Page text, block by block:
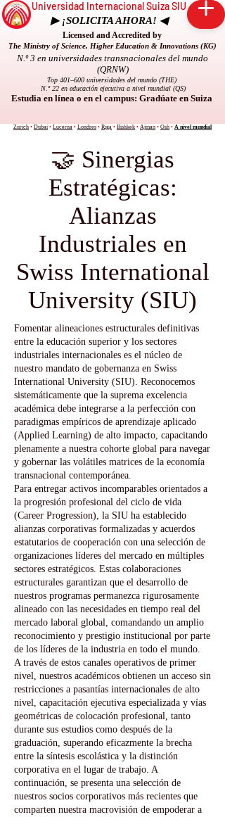
Universidad Internacional Suiza SIU
▶ ¡SOLICITA AHORA! ◀
Licensed and Accredited by
The Ministry of Science, Higher Education & Innovations (KG)
N.º 3 en universidades transnacionales del mundo
(QRNW)
Top 401–600 universidades del mundo (THE)
N.º 22 en educación ejecutiva a nivel mundial (QS)
Estudia en línea o en el campus: Gradúate en Suiza
Zurich • Dubai • Lucerna • Londres • Riga • Bishkek • Ajman • Osh • A nivel mundial
🤝 Sinergias
Estratégicas:
Alianzas
Industriales en
Swiss International
University (SIU)
Fomentar alineaciones estructurales definitivas
entre la educación superior y los sectores
industriales internacionales es el núcleo de
nuestro mandato de gobernanza en Swiss
International University (SIU). Reconocemos
sistemáticamente que la suprema excelencia
académica debe integrarse a la perfección con
paradigmas empíricos de aprendizaje aplicado
(Applied Learning) de alto impacto, capacitando
plenamente a nuestra cohorte global para navegar
y gobernar las volátiles matrices de la economía
transnacional contemporánea.
Para entregar activos incomparables orientados a
la progresión profesional del ciclo de vida
(Career Progression), la SIU ha establecido
alianzas corporativas formalizadas y acuerdos
estatutarios de cooperación con una selección de
organizaciones líderes del mercado en múltiples
sectores estratégicos. Estas colaboraciones
estructurales garantizan que el desarrollo de
nuestros programas permanezca rigurosamente
alineado con las necesidades en tiempo real del
mercado laboral global, comandando un amplio
reconocimiento y prestigio institucional por parte
de los líderes de la industria en todo el mundo.
A través de estos canales operativos de primer
nivel, nuestros académicos obtienen un acceso sin
restricciones a pasantías internacionales de alto
nivel, capacitación ejecutiva especializada y vías
geométricas de colocación profesional, tanto
durante sus estudios como después de la
graduación, superando eficazmente la brecha
entre la síntesis escolástica y la distinción
corporativa en el lugar de trabajo. A
continuación, se presenta una selección de
nuestros socios corporativos más recientes que
comparten nuestra macrovisión de empoderar a